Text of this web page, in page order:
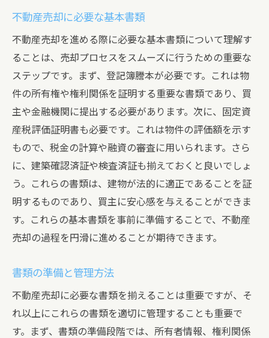
不動産売却に必要な基本書類
不動産売却を進める際に必要な基本書類について理解す
ることは、売却プロセスをスムーズに行うための重要な
ステップです。まず、登記簿謄本が必要です。これは物
件の所有権や権利関係を証明する重要な書類であり、買
主や金融機関に提出する必要があります。次に、固定資
産税評価証明書も必要です。これは物件の評価額を示す
もので、税金の計算や融資の審査に用いられます。さら
に、建築確認済証や検査済証も揃えておくと良いでしょ
う。これらの書類は、建物が法的に適正であることを証
明するものであり、買主に安心感を与えることができま
す。これらの基本書類を事前に準備することで、不動産
売却の過程を円滑に進めることが期待できます。
書類の準備と管理方法
不動産売却に必要な書類を揃えることは重要ですが、そ
れ以上にこれらの書類を適切に管理することも重要で
す。まず、書類の準備段階では、所有者情報、権利関係